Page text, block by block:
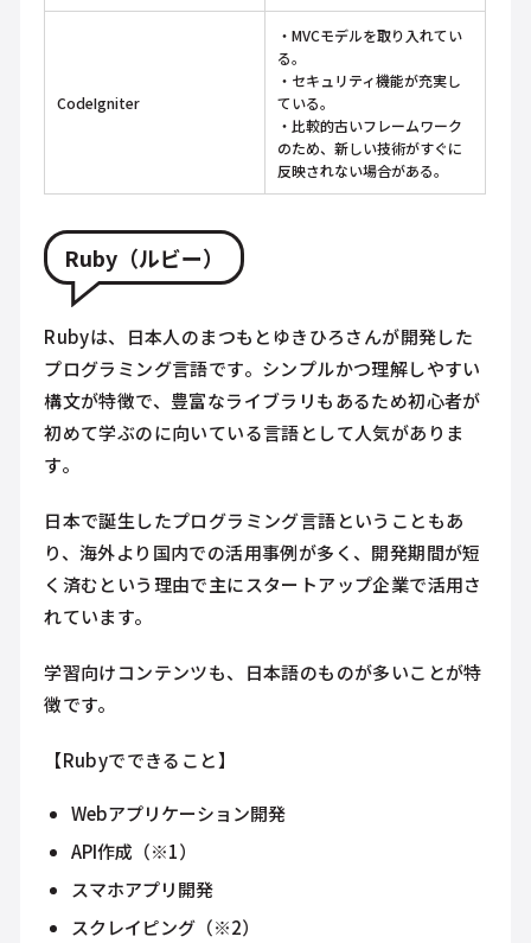
CodeIgniter
・MVCモデルを取り入れてい
る。
・セキュリティ機能が充実し
ている。
・比較的古いフレームワーク
のため、新しい技術がすぐに
反映されない場合がある。
Ruby（ルビー）
Rubyは、日本人のまつもとゆきひろさんが開発した
プログラミング言語です。シンプルかつ理解しやすい
構文が特徴で、豊富なライブラリもあるため初心者が
初めて学ぶのに向いている言語として人気がありま
す。
日本で誕生したプログラミング言語ということもあ
り、海外より国内での活用事例が多く、開発期間が短
く済むという理由で主にスタートアップ企業で活用さ
れています。
学習向けコンテンツも、日本語のものが多いことが特
徴です。
【Rubyでできること】
Webアプリケーション開発
API作成（※1）
スマホアプリ開発
スクレイピング（※2）